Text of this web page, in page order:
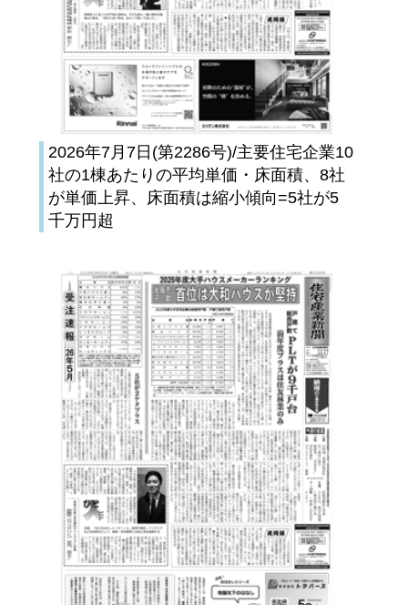
2026年7月7日(第2286号)/主要住宅企業10
社の1棟あたりの平均単価・床面積、8社
が単価上昇、床面積は縮小傾向=5社が5
千万円超